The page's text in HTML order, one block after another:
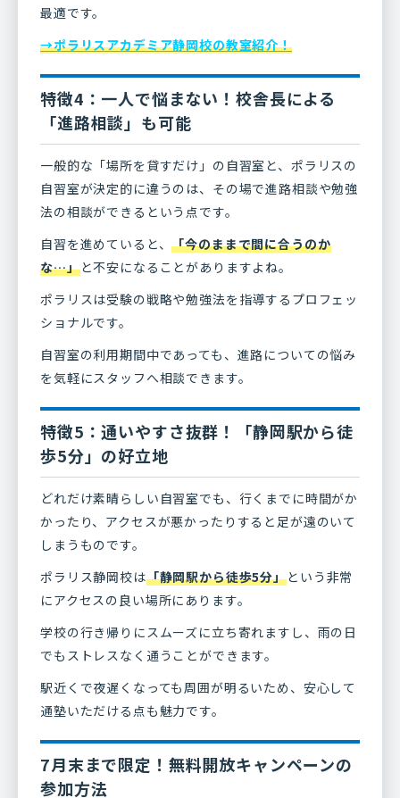
最適です。
→ポラリスアカデミア静岡校の教室紹介！
特徴4：一人で悩まない！校舎長による
「進路相談」も可能
一般的な「場所を貸すだけ」の自習室と、ポラリスの
自習室が決定的に違うのは、その場で進路相談や勉強
法の相談ができるという点です。
自習を進めていると、「今のままで間に合うのか
な…」と不安になることがありますよね。
ポラリスは受験の戦略や勉強法を指導するプロフェッ
ショナルです。
自習室の利用期間中であっても、進路についての悩み
を気軽にスタッフへ相談できます。
特徴5：通いやすさ抜群！「静岡駅から徒
歩5分」の好立地
どれだけ素晴らしい自習室でも、行くまでに時間がか
かったり、アクセスが悪かったりすると足が遠のいて
しまうものです。
ポラリス静岡校は「静岡駅から徒歩5分」という非常
にアクセスの良い場所にあります。
学校の行き帰りにスムーズに立ち寄れますし、雨の日
でもストレスなく通うことができます。
駅近くで夜遅くなっても周囲が明るいため、安心して
通塾いただける点も魅力です。
7月末まで限定！無料開放キャンペーンの
参加方法